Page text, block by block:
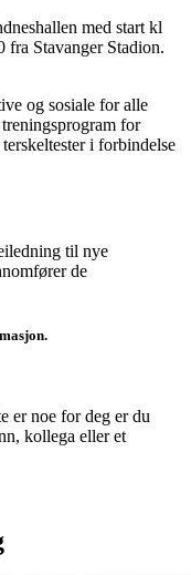
med start kl
fra Stavanger Stadion.
og sosiale for alle
for
i forbindelse
til nye
de
er noe for deg er du
kollega eller et